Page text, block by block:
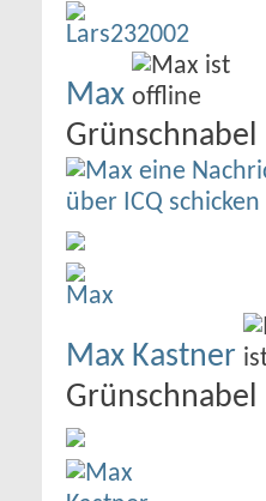
Max
Grünschnabel
Max Kastner
Grünschnabel